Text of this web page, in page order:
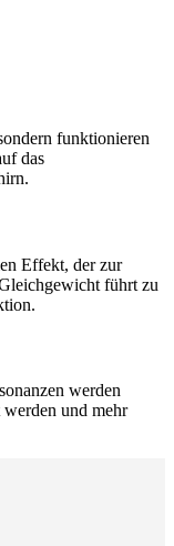
funktionieren
das
Effekt, der zur
führt zu
werden
und mehr